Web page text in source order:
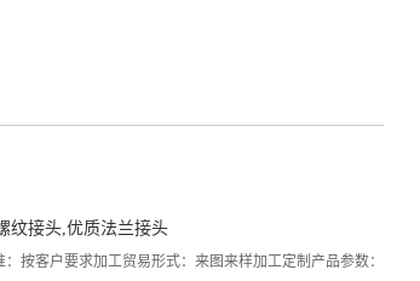
纹接头,优质法兰接头
按客户要求加工贸易形式：来图来样加工定制产品参数：